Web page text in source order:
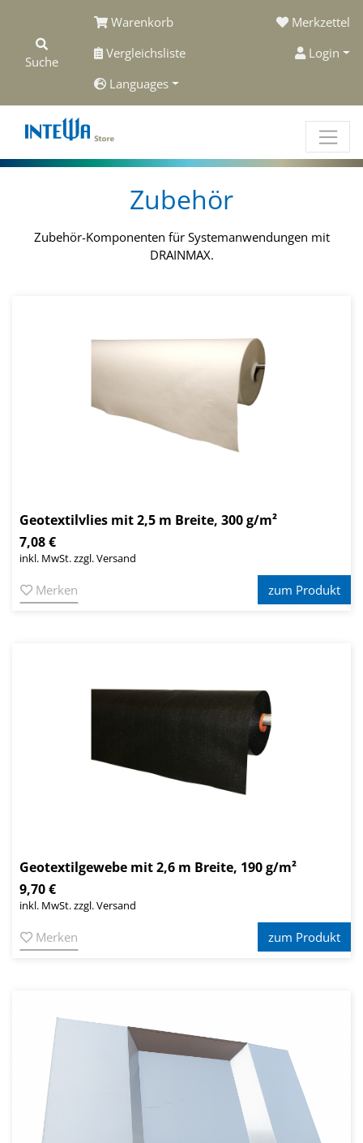
Suche
Warenkorb
Merkzettel
Vergleichsliste
Login
Languages
Zubehör
Zubehör-Komponenten für Systemanwendungen mit
DRAINMAX.
Geotextilvlies mit 2,5 m Breite, 300 g/m²
7,08 €
inkl. MwSt. zzgl. Versand
Merken zum Produkt
Geotextilgewebe mit 2,6 m Breite, 190 g/m²
9,70 €
inkl. MwSt. zzgl. Versand
Merken zum Produkt